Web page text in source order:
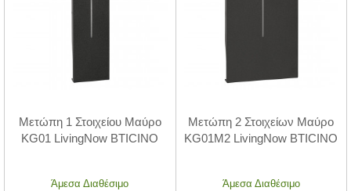
Μετώπη 1 Στοιχείου Μαύρο
KG01 LivingNow BTICINO
Άμεσα Διαθέσιμο
Μετώπη 2 Στοιχείων Μαύρο
KG01M2 LivingNow BTICINO
Άμεσα Διαθέσιμο